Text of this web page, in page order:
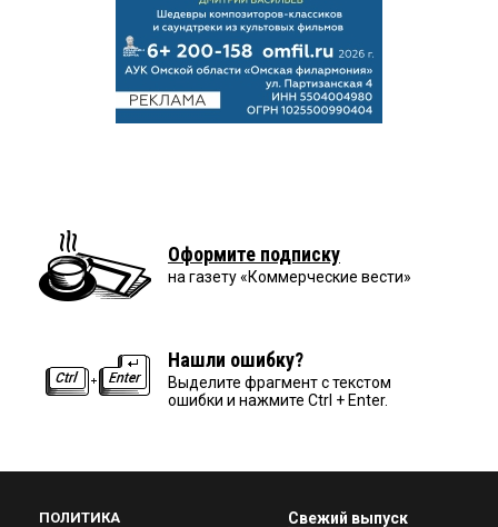
Оформите подписку
на газету «Коммерческие вести»
Нашли ошибку?
Выделите фрагмент с текстом
ошибки и нажмите Ctrl + Enter.
ПОЛИТИКА Свежий выпуск